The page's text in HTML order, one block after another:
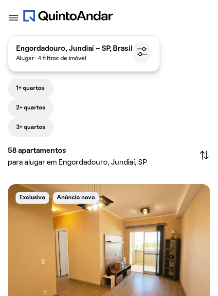
Engordadouro, Jundiaí - SP, Brasil
Alugar · 4 filtros de imóvel
1+ quartos
2+ quartos
3+ quartos
58 apartamentos
para alugar em Engordadouro, Jundiaí, SP
Exclusivo Anúncio novo